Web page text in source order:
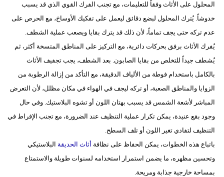
المحلول على الأثاث وفقاً للتعليمات، مع تجنب الفرك القوي الذي قد يسبب
خدوشاً. يُترك المحلول لبضع دقائق ليعمل على تفكيك الأوساخ، مع الحرص على
عدم تركه حتى يجف تماماً، لأن ذلك قد يترك بقايا ويصعب عملية الشطف.
يُفرك الأثاث برفق بحركات دائرية، مع التركيز على المناطق المتسخة أكثر، ثم
يُشطف جيداً للتخلص من بقايا الصابون. بعد الشطف، يجب تجفيف الأثاث
بالكامل باستخدام فوطة من الألياف الدقيقة، مع التأكد من إزالة الرطوبة من
الزوايا والمناطق الصعبة، أو تركه ليجف في الهواء في مكان مظلل، لأن التعرض
المباشر لأشعة الشمس قد يسبب بهتان اللون أو تشوه البلاستيك. وفي حال
وجود بقع عنيدة، يمكن تكرار عملية التنظيف عند الضرورة، مع تجنب الإفراط في
التنظيف لتفادي تغير اللون أو تلف السطح.
باتباع هذه الخطوات، يمكن الحفاظ على نظافة أثاث الحديقة البلاستيكي
وتحسين مظهره، ما يضمن استمرار استخدامه لسنوات طويلة والاستمتاع
بمساحة خارجية جذابة ومريحة.